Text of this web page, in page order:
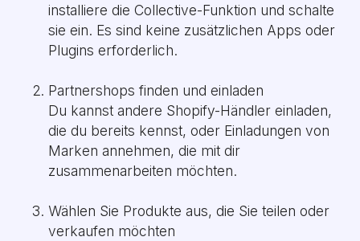
installiere die Collective-Funktion und schalte
sie ein. Es sind keine zusätzlichen Apps oder
Plugins erforderlich.
Partnershops finden und einladen
Du kannst andere Shopify-Händler einladen,
die du bereits kennst, oder Einladungen von
Marken annehmen, die mit dir
zusammenarbeiten möchten.
Wählen Sie Produkte aus, die Sie teilen oder
verkaufen möchten